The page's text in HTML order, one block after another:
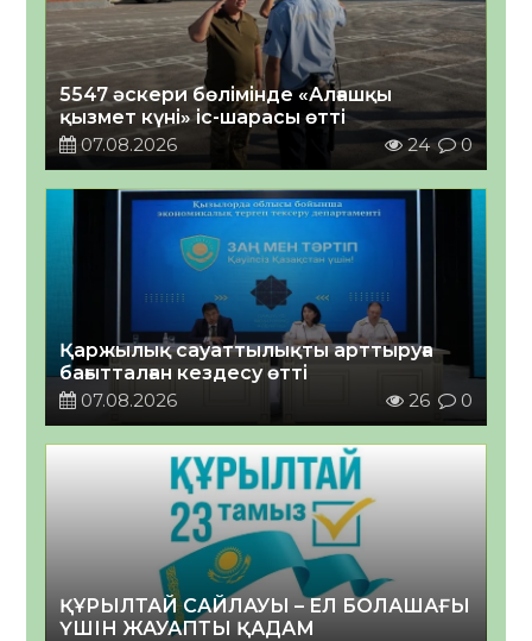
5547 әскери бөлімінде «Алғашқы
қызмет күні» іс-шарасы өтті
07.08.2026
24 0
Қаржылық сауаттылықты арттыруға
бағытталған кездесу өтті
07.08.2026
26 0
ҚҰРЫЛТАЙ САЙЛАУЫ – ЕЛ БОЛАШАҒЫ
ҮШІН ЖАУАПТЫ ҚАДАМ